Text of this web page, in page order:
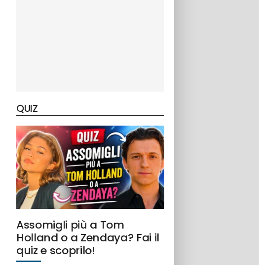
QUIZ
Assomigli più a Tom
Holland o a Zendaya? Fai il
quiz e scoprilo!